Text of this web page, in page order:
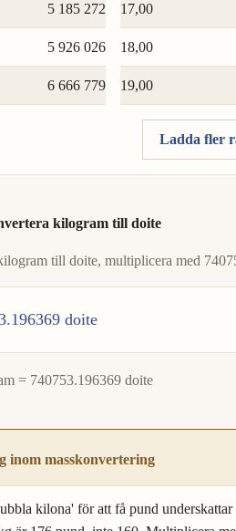
5 185 272
5 926 026
6 666 779
17,00
18,00
19,00
Ladda fler
kilogram till doite
till doite, multiplicera med
doite
= 740753.196369 doite
inom masskonvertering
kilona' för att få pund